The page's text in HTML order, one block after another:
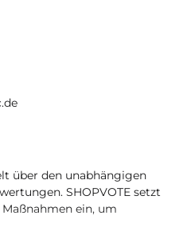
über den unabhängigen
SHOPVOTE setzt
ein, um